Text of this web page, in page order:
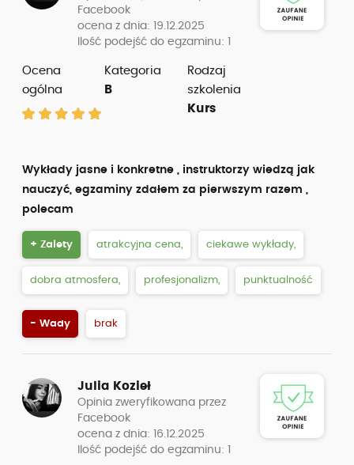
Facebook
ocena z dnia: 19.12.2025
Ilość podejść do egzaminu: 1
Ocena
ogólna
Kategoria
B
Rodzaj
szkolenia
Kurs
Wykłady jasne i konkretne , instruktorzy wiedzą jak
nauczyć, egzaminy zdałem za pierwszym razem ,
polecam
+ Zalety atrakcyjna cena, ciekawe wykłady,
dobra atmosfera, profesjonalizm, punktualność
- Wady brak
Julia Kozieł
Opinia zweryfikowana przez
Facebook
ocena z dnia: 16.12.2025
Ilość podejść do egzaminu: 1